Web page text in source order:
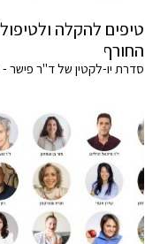
טיפים להקלה
החורף
סדרת יו-לקטין של ד"ר פישר -